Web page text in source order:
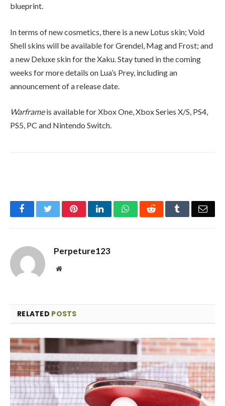
blueprint.
In terms of new cosmetics, there is a new Lotus skin; Void
Shell skins will be available for Grendel, Mag and Frost; and
a new Deluxe skin for the Xaku. Stay tuned in the coming
weeks for more details on Lua’s Prey, including an
announcement of a release date.
Warframeis available for Xbox One, Xbox Series X/S, PS4,
PS5, PC and Nintendo Switch.
FacebookTwitterPinterestLinkedInWhatsAppReddit Tumblr
Perpeture123
Website
RELATED POSTS